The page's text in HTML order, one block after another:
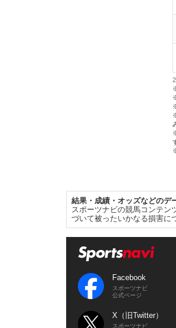
結果・成績・オッズなどのデ
スポーツナビの競馬コンテン
づいて被ったいかなる損害に
Facebook
スポーツナビ
公式ページ
X（旧Twitter）
スポーツナビ